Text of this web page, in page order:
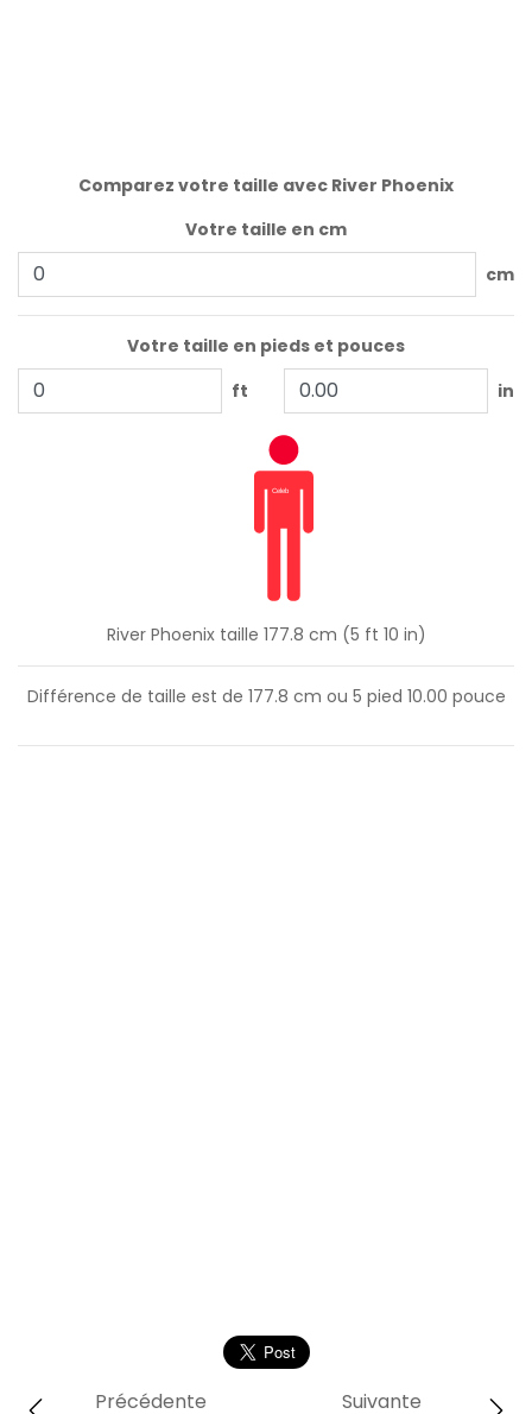
Comparez votre taille avec River Phoenix
Votre taille en cm
cm
Votre taille en pieds et pouces
ft
in
River Phoenix taille 177.8 cm (5 ft 10 in)
Différence de taille est de 177.8 cm ou 5 pied 10.00 pouce
Suivante
Précédente